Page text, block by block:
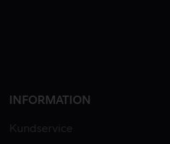
INFORMATION
Kundservice